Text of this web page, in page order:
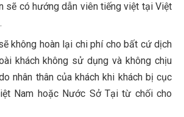
sẽ có hướng dẫn viên tiếng việt tại Việt
không hoàn lại chi phí cho bất cứ dịch
khách không sử dụng và không chịu
nhân thân của khách khi khách bị cục
Nam hoặc Nước Sở Tại từ chối cho